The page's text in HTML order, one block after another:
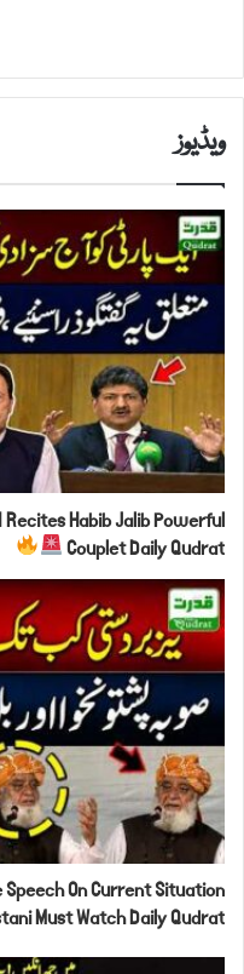
ویڈیوز
Recites Habib Jalib Powerful
Couplet Daily Qudrat
On Current Situation
Must Watch Daily Qudrat